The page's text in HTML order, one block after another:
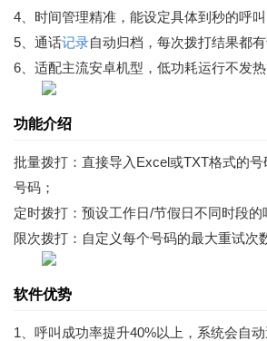
4、时间管理精准，能设定具体到秒的呼
5、通话记录自动归档，每次拨打结果都
6、适配主流安卓机型，低功耗运行不发热
功能介绍
批量拨打：直接导入Excel或TXT格式的
号码；
定时拨打：预设工作日/节假日不同时段的
限次拨打：自定义每个号码的最大重试次
软件优势
1、呼叫成功率提升40%以上，系统会自